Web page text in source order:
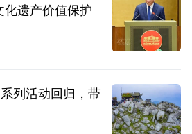
遗产价值保护
列活动回归，带